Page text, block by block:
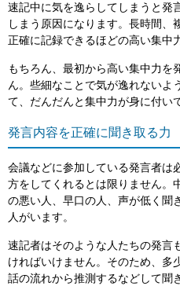
速記中に気を逸らしてしまうと発
しまう原因になります。長時間、
正確に記録できるほどの高い集中
もちろん、最初から高い集中力を
ん。些細なことで気が逸れないよ
て、だんだんと集中力が身に付い
発言内容を正確に聞き取る力
会議などに参加している発言者は
方をしてくれるとは限りません。
の悪い人、早口の人、声が低く聞
人がいます。
速記者はそのような人たちの発言
ければいけません。そのため、多
話の流れから推測するなどして聞